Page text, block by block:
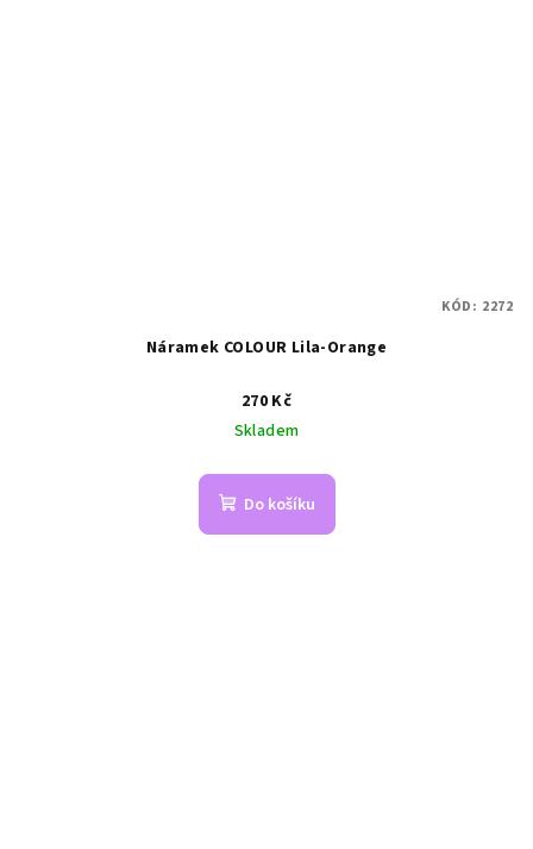
Náramek COLOUR Lila-Orange
270 Kč
Skladem
Do košíku
KÓD: 2272